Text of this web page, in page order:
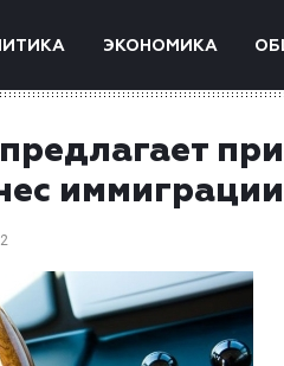
ЭКОНОМИКА